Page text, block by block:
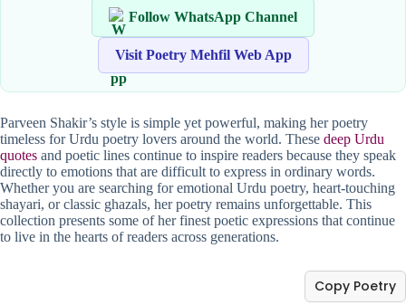
Follow WhatsApp Channel
Visit Poetry Mehfil Web App
Parveen Shakir’s style is simple yet powerful, making her poetry
timeless for Urdu poetry lovers around the world. These deep Urdu
quotes and poetic lines continue to inspire readers because they speak
directly to emotions that are difficult to express in ordinary words.
Whether you are searching for emotional Urdu poetry, heart-touching
shayari, or classic ghazals, her poetry remains unforgettable. This
collection presents some of her finest poetic expressions that continue
to live in the hearts of readers across generations.
Copy Poetry